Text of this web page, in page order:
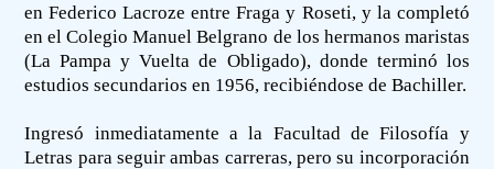
en Federico Lacroze entre Fraga y Roseti, y la completó
en el Colegio Manuel Belgrano de los hermanos maristas
(La Pampa y Vuelta de Obligado), donde terminó los
estudios secundarios en 1956, recibiéndose de Bachiller.
Ingresó inmediatamente a la Facultad de Filosofía y
Letras para seguir ambas carreras, pero su incorporación